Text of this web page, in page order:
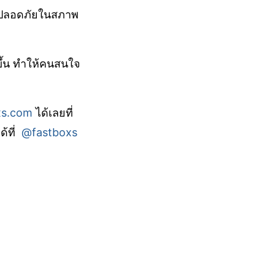
ลอดภัยในสภาพ
ทำให้คนสนใจ
ได้เลยที่
ที่ @fastboxs